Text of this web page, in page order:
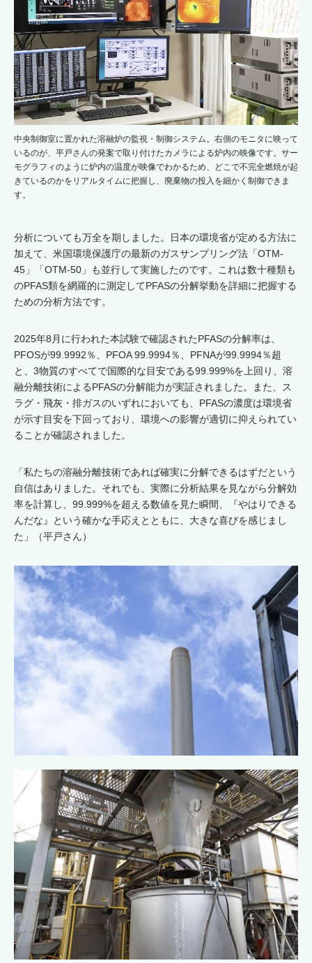
中央制御室に置かれた溶融炉の監視・制御システム。右側のモニタに映って
いるのが、平戸さんの発案で取り付けたカメラによる炉内の映像です。サー
モグラフィのように炉内の温度が映像でわかるため、どこで不完全燃焼が起
きているのかをリアルタイムに把握し、廃棄物の投入を細かく制御できま
す。
分析についても万全を期しました。日本の環境省が定める方法に
加えて、米国環境保護庁の最新のガスサンプリング法「OTM-
45」「OTM-50」も並行して実施したのです。これは数十種類も
のPFAS類を網羅的に測定してPFASの分解挙動を詳細に把握する
ための分析方法です。
2025年8月に行われた本試験で確認されたPFASの分解率は、
PFOSが99.9992％、PFOA 99.9994％、PFNAが99.9994％超
と、3物質のすべてで国際的な目安である99.999%を上回り、溶
融分離技術によるPFASの分解能力が実証されました。また、ス
ラグ・飛灰・排ガスのいずれにおいても、PFASの濃度は環境省
が示す目安を下回っており、環境への影響が適切に抑えられてい
ることが確認されました。
「私たちの溶融分離技術であれば確実に分解できるはずだという
自信はありました。それでも、実際に分析結果を見ながら分解効
率を計算し、99.999%を超える数値を見た瞬間、『やはりできる
んだな』という確かな手応えとともに、大きな喜びを感じまし
た」（平戸さん）